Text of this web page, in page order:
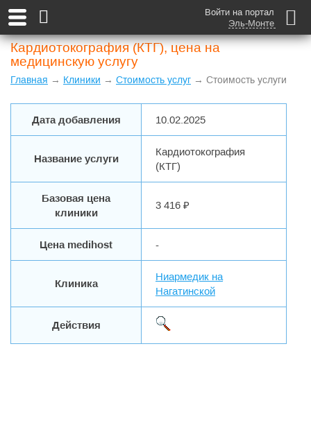
Войти на портал
Эль-Монте
Кардиотокография (КТГ), цена на
медицинскую услугу
Главная → Клиники → Стоимость услуг → Стоимость услуги
Дата добавления 10.02.2025
Название услуги
Кардиотокография
(КТГ)
Базовая цена
клиники
3 416 ₽
Цена medihost -
Клиника
Ниармедик на
Нагатинской
Действия